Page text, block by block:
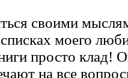
своими
моего
просто клад!
на все